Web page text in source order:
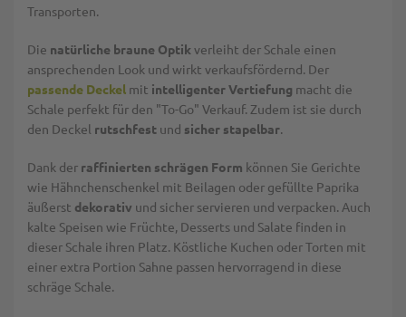
Transporten.
Die natürliche braune Optik verleiht der Schale einen
ansprechenden Look und wirkt verkaufsfördernd. Der
passende Deckel mit intelligenter Vertiefung macht die
Schale perfekt für den "To-Go" Verkauf. Zudem ist sie durch
den Deckel rutschfest und sicher stapelbar.
Dank der raffinierten schrägen Form können Sie Gerichte
wie Hähnchenschenkel mit Beilagen oder gefüllte Paprika
äußerst dekorativ und sicher servieren und verpacken. Auch
kalte Speisen wie Früchte, Desserts und Salate finden in
dieser Schale ihren Platz. Köstliche Kuchen oder Torten mit
einer extra Portion Sahne passen hervorragend in diese
schräge Schale.